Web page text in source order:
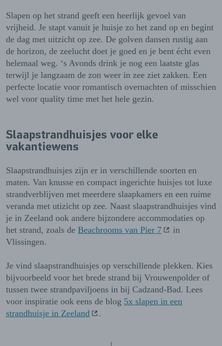
Slapen op het strand geeft een heerlijk gevoel van
vrijheid. Je stapt vanuit je huisje zo het zand op en begint
de dag met uitzicht op zee. De golven dansen rustig aan
de horizon, de zeelucht doet je goed en je bent écht even
helemaal weg. ‘s Avonds drink je nog een laatste glas
terwijl je langzaam de zon weer in zee ziet zakken. Een
perfecte locatie voor romantisch overnachten of misschien
wel voor quality time met het hele gezin.
Slaapstrandhuisjes voor elke
vakantiewens
Slaapstrandhuisjes zijn er in verschillende soorten en
maten. Van knusse en compact ingerichte huisjes tot luxe
strandverblijven met meerdere slaapkamers en een ruime
veranda met utizicht op zee. Naast slaapstrandhuisjes vind
je in Zeeland ook andere bijzondere accommodaties op
het strand, zoals de Beachrooms van Pier 7
in
Vlissingen.
Je vind slaapstrandhuisjes op verschillende plekken. Kies
bijvoorbeeld voor het brede strand bij Vrouwenpolder of
tussen twee strandpaviljoens in bij Cadzand-Bad. Lees
voor inspiratie ook eens de blog 5x slapen in een
strandhuisje in Zeeland
.